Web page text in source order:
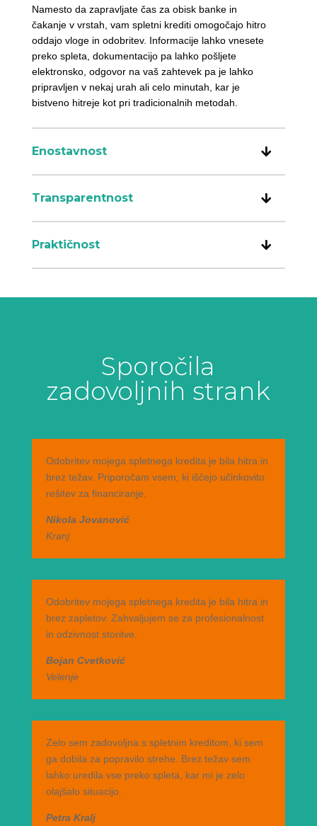
Namesto da zapravljate čas za obisk banke in
čakanje v vrstah, vam spletni krediti omogočajo hitro
oddajo vloge in odobritev. Informacije lahko vnesete
preko spleta, dokumentacijo pa lahko pošljete
elektronsko, odgovor na vaš zahtevek pa je lahko
pripravljen v nekaj urah ali celo minutah, kar je
bistveno hitreje kot pri tradicionalnih metodah.
Enostavnost
Transparentnost
Praktičnost
Sporočila
zadovoljnih strank
Odobritev mojega spletnega kredita je bila hitra in
brez težav. Priporočam vsem, ki iščejo učinkovito
rešitev za financiranje.
Nikola Jovanović
Kranj
Odobritev mojega spletnega kredita je bila hitra in
brez zapletov. Zahvaljujem se za profesionalnost
in odzivnost storitve.
Bojan Cvetković
Velenje
Zelo sem zadovoljna s spletnim kreditom, ki sem
ga dobila za popravilo strehe. Brez težav sem
lahko uredila vse preko spleta, kar mi je zelo
olajšalo situacijo.
Petra Kralj